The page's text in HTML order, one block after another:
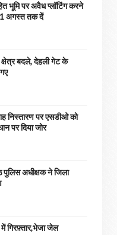
भूमि पर अवैध प्लॉटिंग करने
अगस्त तक दें
क्षेत्र बदले, देहली गेट के
निस्तारण पर एसडीओ को
पर दिया जोर
पुलिस अधीक्षक ने जिला
गिरफ़्तार,भेजा जेल